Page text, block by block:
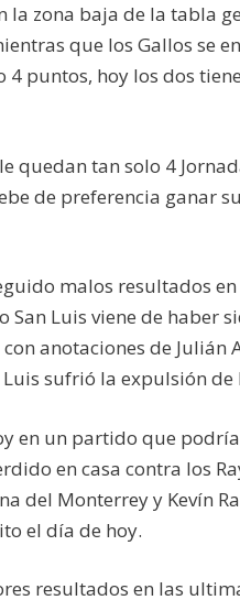
la zona baja de la tabla
que los Gallos se
puntos, hoy los dos
quedan tan solo 4
de preferencia ganar
malos resultados
Luis viene de haber
anotaciones de Julián
sufrió la expulsión de
en un partido que
en casa contra los
del Monterrey y Kevín
el día de hoy.
resultados en las